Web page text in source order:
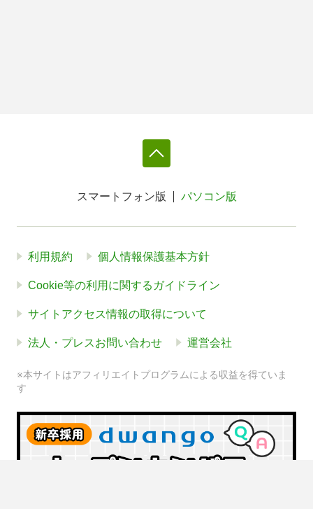
スマートフォン版 パソコン版
利用規約 個人情報保護基本方針
Cookie等の利用に関するガイドライン
サイトアクセス情報の取得について
法人・プレスお問い合わせ 運営会社
※本サイトはアフィリエイトプログラムによる収益を得ていま
す